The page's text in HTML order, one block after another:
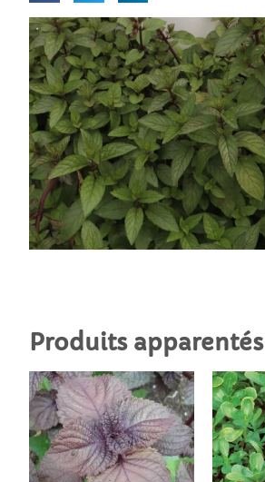
Produits apparentés